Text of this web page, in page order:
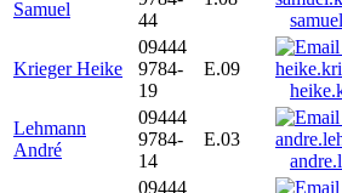
Samuel
44
Krieger Heike
09444
9784-
19
E.09
Lehmann
André
09444
9784-
14
E.03
09444